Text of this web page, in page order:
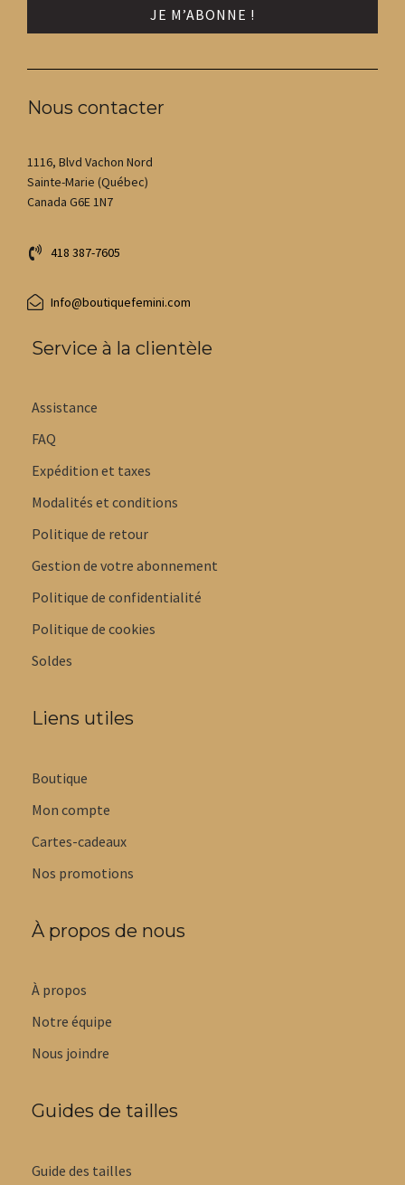
Nous contacter
1116, Blvd Vachon Nord
Sainte-Marie (Québec)
Canada G6E 1N7
418 387-7605
Info@boutiquefemini.com
Service à la clientèle
Assistance
FAQ
Expédition et taxes
Modalités et conditions
Politique de retour
Gestion de votre abonnement
Politique de confidentialité
Politique de cookies
Soldes
Liens utiles
Boutique
Mon compte
Cartes-cadeaux
Nos promotions
À propos de nous
À propos
Notre équipe
Nous joindre
Guides de tailles
Guide des tailles